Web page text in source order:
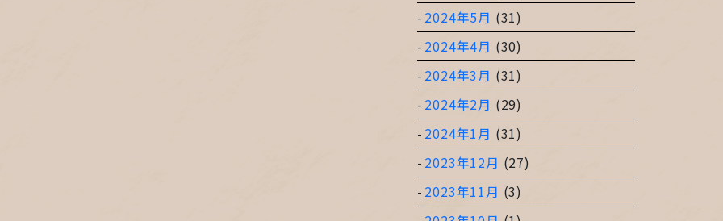
2024年5月 (31)
2024年4月 (30)
2024年3月 (31)
2024年2月 (29)
2024年1月 (31)
2023年12月 (27)
2023年11月 (3)